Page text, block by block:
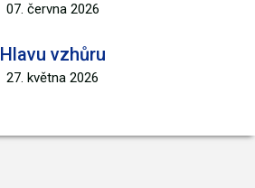
07. června 2026
Hlavu vzhůru
27. května 2026